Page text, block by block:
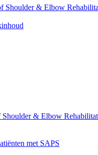
Shoulder & Elbow
Shoulder & Elbow
met SAPS